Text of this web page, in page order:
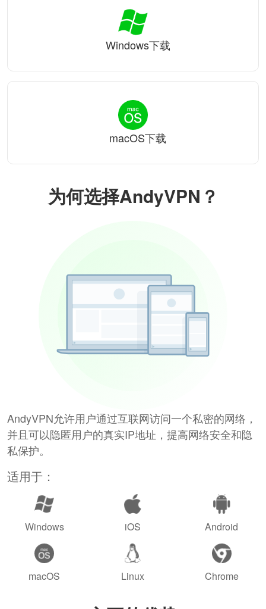
为何选择AndyVPN？
AndyVPN允许用户通过互联网访问一个私密的网络，
并且可以隐匿用户的真实IP地址，提高网络安全和隐
私保护。
适用于：
Windows iOS Android
macOS Linux Chrome
Windows下载
macOS下载